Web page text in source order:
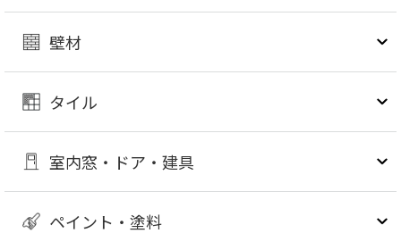
壁材
タイル
室内窓・ドア・建具
ペイント・塗料